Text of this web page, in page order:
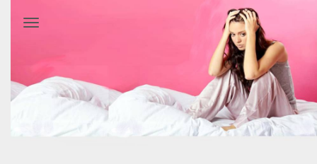
Главное меню